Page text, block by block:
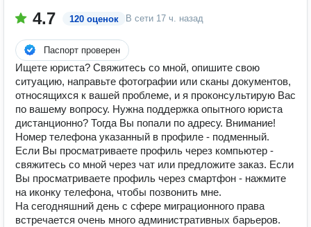
4.7 120 оценок В сети 17 ч. назад
Паспорт проверен
Ищете юриста? Свяжитесь со мной, опишите свою
ситуацию, направьте фотографии или сканы документов,
относящихся к вашей проблеме, и я проконсультирую Вас
по вашему вопросу. Нужна поддержка опытного юриста
дистанционно? Тогда Вы попали по адресу. Внимание!
Номер телефона указанный в профиле - подменный.
Если Вы просматриваете профиль через компьютер -
свяжитесь со мной через чат или предложите заказ. Если
Вы просматриваете профиль через смартфон - нажмите
на иконку телефона, чтобы позвонить мне.
На сегодняшний день с сфере миграционного права
встречается очень много административных барьеров.